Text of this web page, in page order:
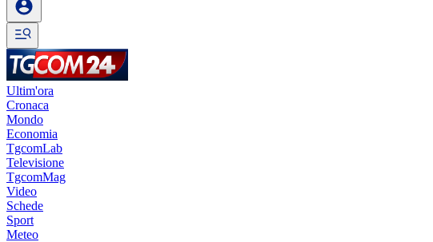
Ultim'ora
Cronaca
Mondo
Economia
TgcomLab
Televisione
TgcomMag
Video
Schede
Sport
Meteo